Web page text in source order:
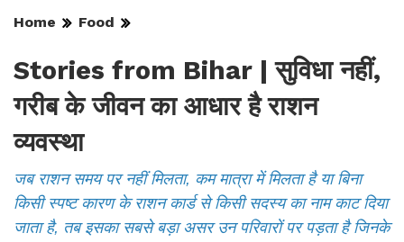
Home Food
Stories from Bihar | सुविधा नहीं,
गरीब के जीवन का आधार है राशन
व्यवस्था
जब राशन समय पर नहीं मिलता, कम मात्रा में मिलता है या बिना
किसी स्पष्ट कारण के राशन कार्ड से किसी सदस्य का नाम काट दिया
जाता है, तब इसका सबसे बड़ा असर उन परिवारों पर पड़ता है जिनके